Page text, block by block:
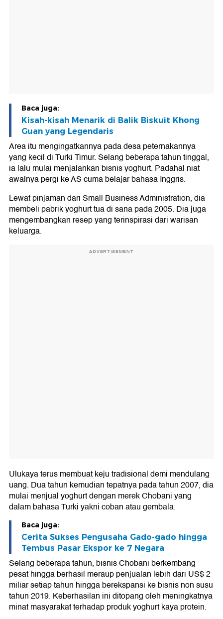
Baca juga:
Kisah-kisah Menarik di Balik Biskuit Khong
Guan yang Legendaris
Area itu mengingatkannya pada desa peternakannya
yang kecil di Turki Timur. Selang beberapa tahun tinggal,
ia lalu mulai menjalankan bisnis yoghurt. Padahal niat
awalnya pergi ke AS cuma belajar bahasa Inggris.
Lewat pinjaman dari Small Business Administration, dia
membeli pabrik yoghurt tua di sana pada 2005. Dia juga
mengembangkan resep yang terinspirasi dari warisan
keluarga.
ADVERTISEMENT
Ulukaya terus membuat keju tradisional demi mendulang
uang. Dua tahun kemudian tepatnya pada tahun 2007, dia
mulai menjual yoghurt dengan merek Chobani yang
dalam bahasa Turki yakni coban atau gembala.
Baca juga:
Cerita Sukses Pengusaha Gado-gado hingga
Tembus Pasar Ekspor ke 7 Negara
Selang beberapa tahun, bisnis Chobani berkembang
pesat hingga berhasil meraup penjualan lebih dari US$ 2
miliar setiap tahun hingga berekspansi ke bisnis non susu
tahun 2019. Keberhasilan ini ditopang oleh meningkatnya
minat masyarakat terhadap produk yoghurt kaya protein.